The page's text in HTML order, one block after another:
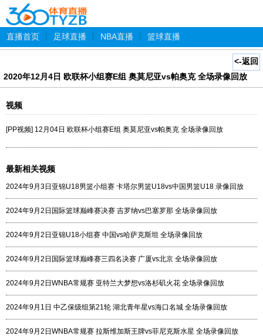
直播首页 足球直播 NBA直播 篮球直播
<-返回
2020年12月4日 欧联杯小组赛E组 奥莫尼亚vs帕奥克 全场录像回放
视频
[PP视频] 12月04日 欧联杯小组赛E组 奥莫尼亚vs帕奥克 全场录像回放
最新相关视频
2024年9月3日亚锦U18男篮小组赛 卡塔尔男篮U18vs中国男篮U18 录像回放
2024年9月2日国际篮球巅峰赛决赛 吉罗纳vs巴塞罗那 全场录像回放
2024年9月2日亚锦U18小组赛 中国vs哈萨克斯坦 全场录像回放
2024年9月2日国际篮球巅峰赛三四名决赛 广厦vs北京 全场录像回放
2024年9月2日WNBA常规赛 亚特兰大梦想vs洛杉矶火花 全场录像回放
2024年9月1日 中乙保级组第21轮 湖北青年星vs海口名城 全场录像回放
2024年9月2日WNBA常规赛 拉斯维加斯王牌vs菲尼克斯水星 全场录像回放